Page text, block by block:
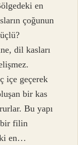
en
çoğunun
dil kasları
içe geçerek
bir kas
Bu yapı
bir filin
en…